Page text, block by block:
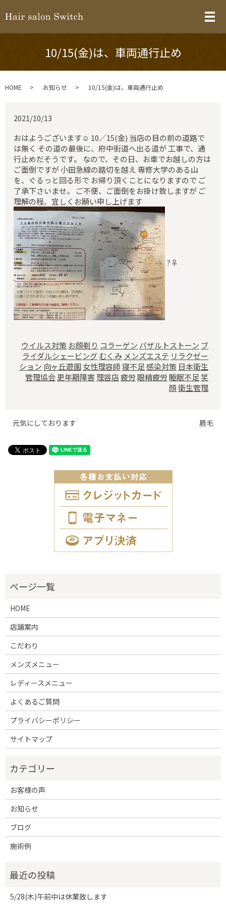
メ
10/15(金)は、車両通行止め
HOME お知らせ 10/15(金)は、車両通行止め
2021/10/13
おはようございます☺️ 10／15(金) 当店の目の前の道路で
は無く その道の最後に、府中街道へ出る道が 工事で、通
行止めだそうです。 なので、その日、お車でお越しの方は
ご面倒ですが 小田急線の踏切を越え 専修大学のある山
を、ぐるっと回る形で お帰り頂くことになりますので ご
了承下さいませ。 ご不便、ご面倒をお掛け致しますが ご
理解の程、宜しくお願い申し上げます
?‍♀️
ウイルス対策 お顔剃り コラーゲン バザルトストーン ブ
ライダルシェービング むくみ メンズエステ リラクゼー
ション 向ヶ丘遊園女性理容師寝不足感染対策 日本衛生
管理協会更年期障害理容店疲労眼精疲労睡眠不足笑
顔衛生管理
元気にしております 眉毛
HOME
店舗案内
こだわり
メンズメニュー
レディースメニュー
よくあるご質問
プライバシーポリシー
サイトマップ
お客様の声
お知らせ
ブログ
施術例
5/28(木)午前中は休業致します